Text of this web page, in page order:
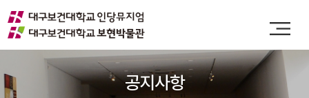
공지사항